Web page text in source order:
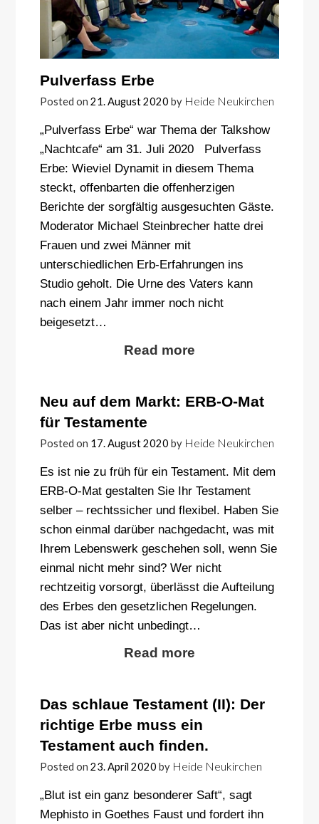
Pulverfass Erbe
Posted on 21. August 2020 by Heide Neukirchen
„Pulverfass Erbe“ war Thema der Talkshow
„Nachtcafe“ am 31. Juli 2020 Pulverfass
Erbe: Wieviel Dynamit in diesem Thema
steckt, offenbarten die offenherzigen
Berichte der sorgfältig ausgesuchten Gäste.
Moderator Michael Steinbrecher hatte drei
Frauen und zwei Männer mit
unterschiedlichen Erb-Erfahrungen ins
Studio geholt. Die Urne des Vaters kann
nach einem Jahr immer noch nicht
beigesetzt…
Read more
Neu auf dem Markt: ERB-O-Mat
für Testamente
Posted on 17. August 2020 by Heide Neukirchen
Es ist nie zu früh für ein Testament. Mit dem
ERB-O-Mat gestalten Sie Ihr Testament
selber – rechtssicher und flexibel. Haben Sie
schon einmal darüber nachgedacht, was mit
Ihrem Lebenswerk geschehen soll, wenn Sie
einmal nicht mehr sind? Wer nicht
rechtzeitig vorsorgt, überlässt die Aufteilung
des Erbes den gesetzlichen Regelungen.
Das ist aber nicht unbedingt…
Read more
Das schlaue Testament (II): Der
richtige Erbe muss ein
Testament auch finden.
Posted on 23. April 2020 by Heide Neukirchen
„Blut ist ein ganz besonderer Saft“, sagt
Mephisto in Goethes Faust und fordert ihn